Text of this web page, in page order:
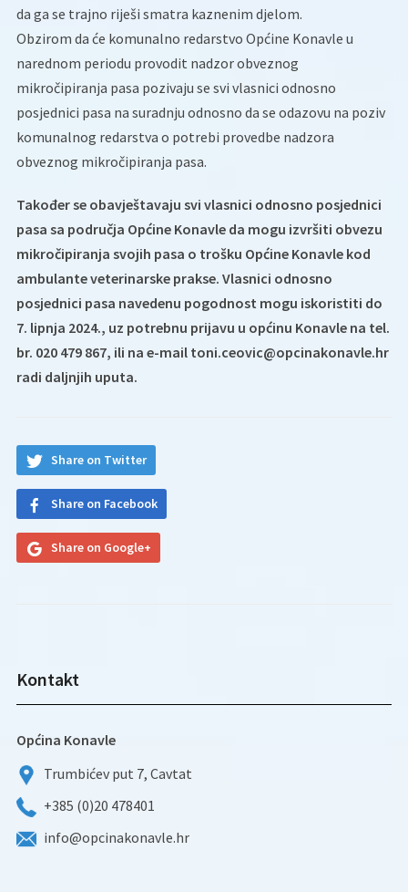
da ga se trajno riješi smatra kaznenim djelom.
Obzirom da će komunalno redarstvo Općine Konavle u
narednom periodu provodit nadzor obveznog
mikročipiranja pasa pozivaju se svi vlasnici odnosno
posjednici pasa na suradnju odnosno da se odazovu na poziv
komunalnog redarstva o potrebi provedbe nadzora
obveznog mikročipiranja pasa.
Također se obavještavaju svi vlasnici odnosno posjednici
pasa sa područja Općine Konavle da mogu izvršiti obvezu
mikročipiranja svojih pasa o trošku Općine Konavle kod
ambulante veterinarske prakse. Vlasnici odnosno
posjednici pasa navedenu pogodnost mogu iskoristiti do
7. lipnja 2024., uz potrebnu prijavu u općinu Konavle na tel.
br. 020 479 867, ili na e-mail toni.ceovic@opcinakonavle.hr
radi daljnjih uputa.
Share on Twitter
Share on Facebook
Share on Google+
Kontakt
Općina Konavle
Trumbićev put 7, Cavtat
+385 (0)20 478401
info@opcinakonavle.hr